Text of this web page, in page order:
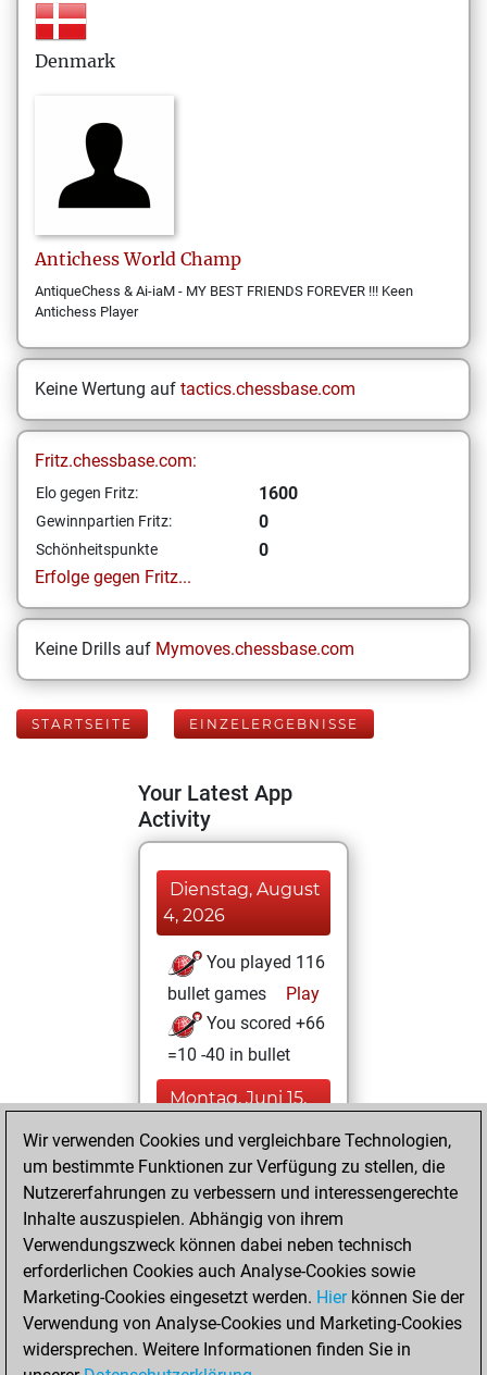
Denmark
Antichess World Champ
AntiqueChess & Ai-iaM - MY BEST FRIENDS FOREVER !!! Keen
Antichess Player
Keine Wertung auf tactics.chessbase.com
Fritz.chessbase.com:
Elo gegen Fritz: 1600
Gewinnpartien Fritz: 0
Schönheitspunkte
0
Erfolge gegen Fritz...
Keine Drills auf Mymoves.chessbase.com
STARTSEITE EINZELERGEBNISSE
Your Latest App
Activity
Dienstag, August
4, 2026
You played 116
bullet games
Play
You scored +66
=10 -40 in bullet
Montag, Juni 15,
You played 68
blitz games
Play
You scored +42
=7 -19 in blitz
Montag,
Dezember 7, 2020
Wir verwenden Cookies und vergleichbare Technologien,
um bestimmte Funktionen zur Verfügung zu stellen, die
Nutzererfahrungen zu verbessern und interessengerechte
Inhalte auszuspielen. Abhängig von ihrem
Verwendungszweck können dabei neben technisch
erforderlichen Cookies auch Analyse-Cookies sowie
Marketing-Cookies eingesetzt werden. Hierkönnen Sie der
Verwendung von Analyse-Cookies und Marketing-Cookies
widersprechen. Weitere Informationen finden Sie in